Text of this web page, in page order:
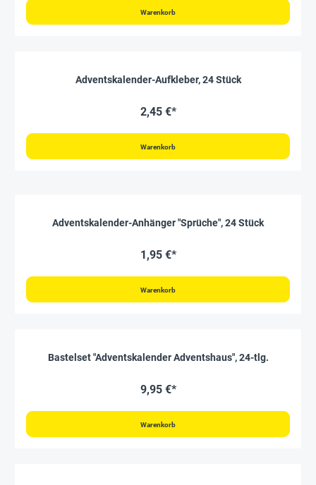
Warenkorb
Adventskalender-Aufkleber, 24 Stück
2,45 €*
Warenkorb
Adventskalender-Anhänger "Sprüche", 24 Stück
1,95 €*
Warenkorb
Bastelset "Adventskalender Adventshaus", 24-tlg.
9,95 €*
Warenkorb